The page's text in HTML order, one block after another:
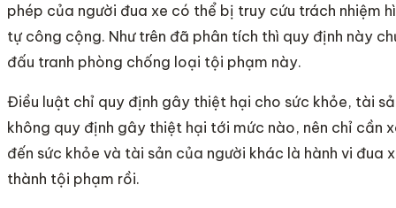
phép của người đua xe có thể bị truy cứu trách nhiệm
tự công cộng. Như trên đã phân tích thì quy định này
đấu tranh phòng chống loại tội phạm này.
Điều luật chỉ quy định gây thiệt hại cho sức khỏe, tài
không quy định gây thiệt hại tới mức nào, nên chỉ cần
đến sức khỏe và tài sản của người khác là hành vi đua
thành tội phạm rồi.